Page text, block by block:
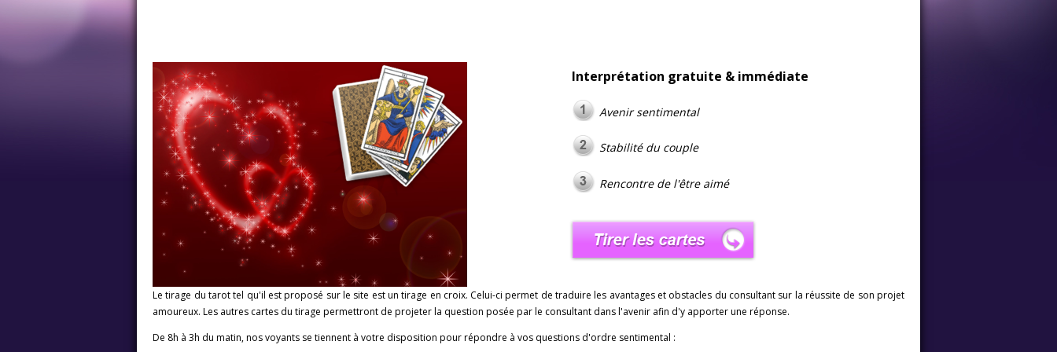
Interprétation gratuite & immédiate
Avenir sentimental
Stabilité du couple
Rencontre de l'être aimé
Le tirage du tarot tel qu'il est proposé sur le site est un tirage en croix. Celui-ci permet de traduire les avantages et obstacles du consultant sur la réussite de son projet
amoureux. Les autres cartes du tirage permettront de projeter la question posée par le consultant dans l'avenir afin d'y apporter une réponse.
De 8h à 3h du matin, nos voyants se tiennent à votre disposition pour répondre à vos questions d'ordre sentimental :